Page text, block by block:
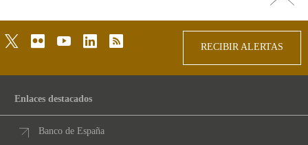
arriba
twitterflickr youtubelinkedinrss
RECIBIR ALERTAS
Enlaces destacados
Banco de España